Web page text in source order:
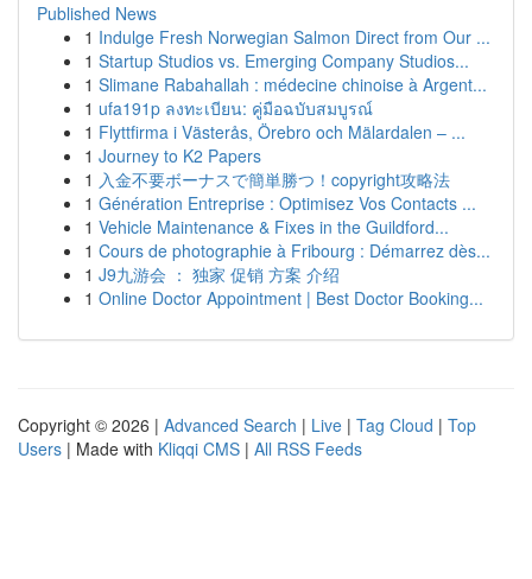
Published News
1 Indulge Fresh Norwegian Salmon Direct from Our ...
1 Startup Studios vs. Emerging Company Studios...
1 Slimane Rabahallah : médecine chinoise à Argent...
1 ufa191p ลงทะเบียน: คู่มือฉบับสมบูรณ์
1 Flyttfirma i Västerås, Örebro och Mälardalen – ...
1 Journey to K2 Papers
1 入金不要ボーナスで簡単勝つ！copyright攻略法
1 Génération Entreprise : Optimisez Vos Contacts ...
1 Vehicle Maintenance & Fixes in the Guildford...
1 Cours de photographie à Fribourg : Démarrez dès...
1 J9九游会 ： 独家 促销 方案 介绍
1 Online Doctor Appointment | Best Doctor Booking...
Copyright © 2026 | Advanced Search | Live | Tag Cloud | Top
Users | Made with Kliqqi CMS | All RSS Feeds